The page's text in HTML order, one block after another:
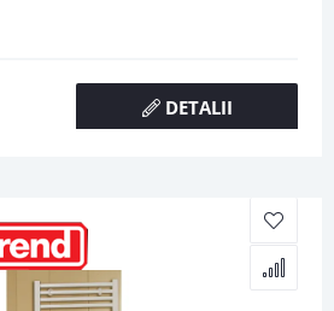
DETALII